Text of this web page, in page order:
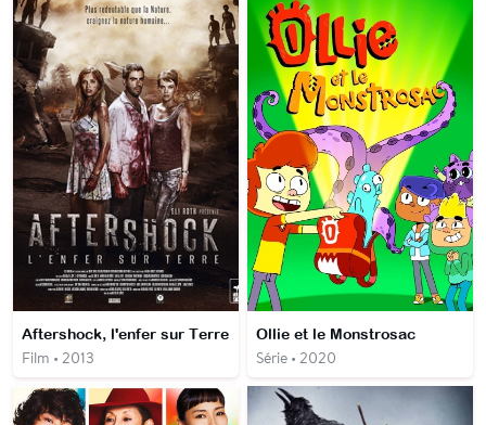
Aftershock, l'enfer sur Terre
Film • 2013
Ollie et le Monstrosac
Série • 2020